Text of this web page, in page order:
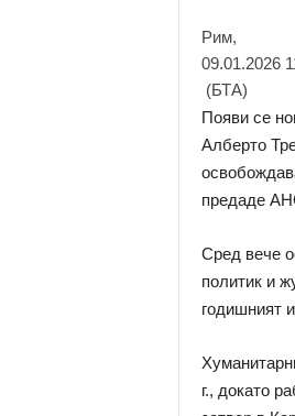
Рим,
09.01.2026
(БТА)
Появи се
Алберто
предаде
Сред вече
политик и
годишният
г., докато